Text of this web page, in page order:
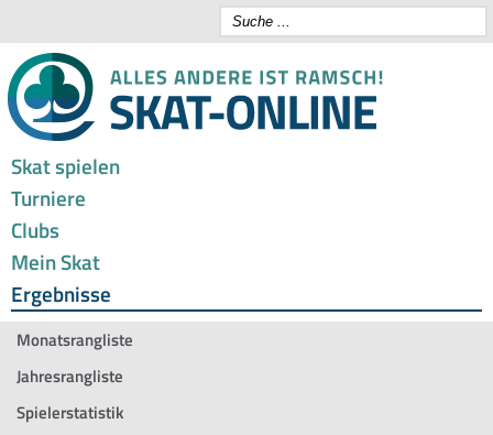
Skat spielen
Turniere
Clubs
Mein Skat
Ergebnisse
Monatsrangliste
Jahresrangliste
Spielerstatistik